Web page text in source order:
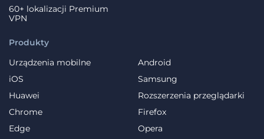
Produkty
Urządzenia mobilne
Android
iOS
Samsung
Huawei
Rozszerzenia przeglądarki
Chrome
Firefox
Edge
Opera
60+ lokalizacji Premium
VPN